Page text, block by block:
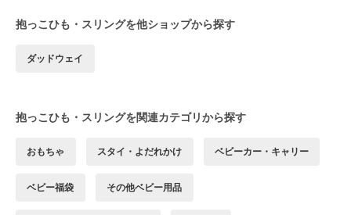
抱っこひも・スリングを他ショップから探す
ダッドウェイ
抱っこひも・スリングを関連カテゴリから探す
おもちゃ スタイ・よだれかけ ベビーカー・キャリー
ベビー福袋 その他ベビー用品